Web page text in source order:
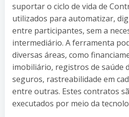
suportar o ciclo de vida de
utilizados para automatizar,
entre participantes, sem a
intermediário. A ferramenta
diversas áreas, como
imobiliário, registros de saúde
seguros, rastreabilidade em
entre outras. Estes contratos
executados por meio da